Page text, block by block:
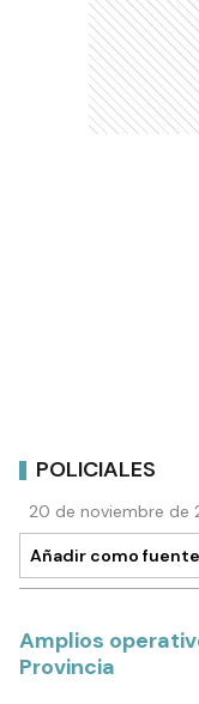
POLICIALES
20 de noviembre de
Añadir como
Amplios
Provincia